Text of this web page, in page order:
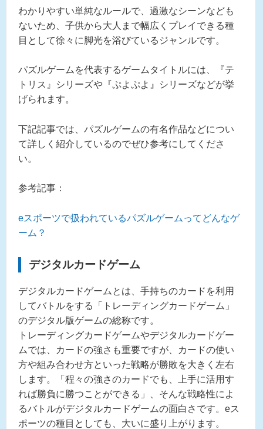
わかりやすい単純なルールで、過激なシーンなども
ないため、子供から大人まで幅広くプレイできる種
目として徐々に脚光を浴びているジャンルです。
パズルゲームを代表するゲームタイトルには、『テ
トリス』シリーズや『ぷよぷよ』シリーズなどが挙
げられます。
下記記事では、パズルゲームの有名作品などについ
て詳しく紹介しているのでぜひ参考にしてくださ
い。
参考記事：
eスポーツで扱われているパズルゲームってどんなゲ
ーム？
デジタルカードゲーム
デジタルカードゲームとは、手持ちのカードを利用
してバトルをする「トレーディングカードゲーム」
のデジタル版ゲームの総称です。
トレーディングカードゲームやデジタルカードゲー
ムでは、カードの強さも重要ですが、カードの使い
方や組み合わせ方といった戦略が勝敗を大きく左右
します。「程々の強さのカードでも、上手に活用す
れば勝負に勝つことができる」、そんな戦略性によ
るバトルがデジタルカードゲームの面白さです。eス
ポーツの種目としても、大いに盛り上がります。